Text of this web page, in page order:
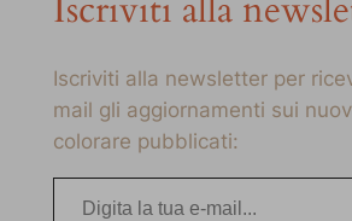
Iscriviti alla newsletter per
mail gli aggiornamenti sui
colorare pubblicati:
Digita la tua e-mail…